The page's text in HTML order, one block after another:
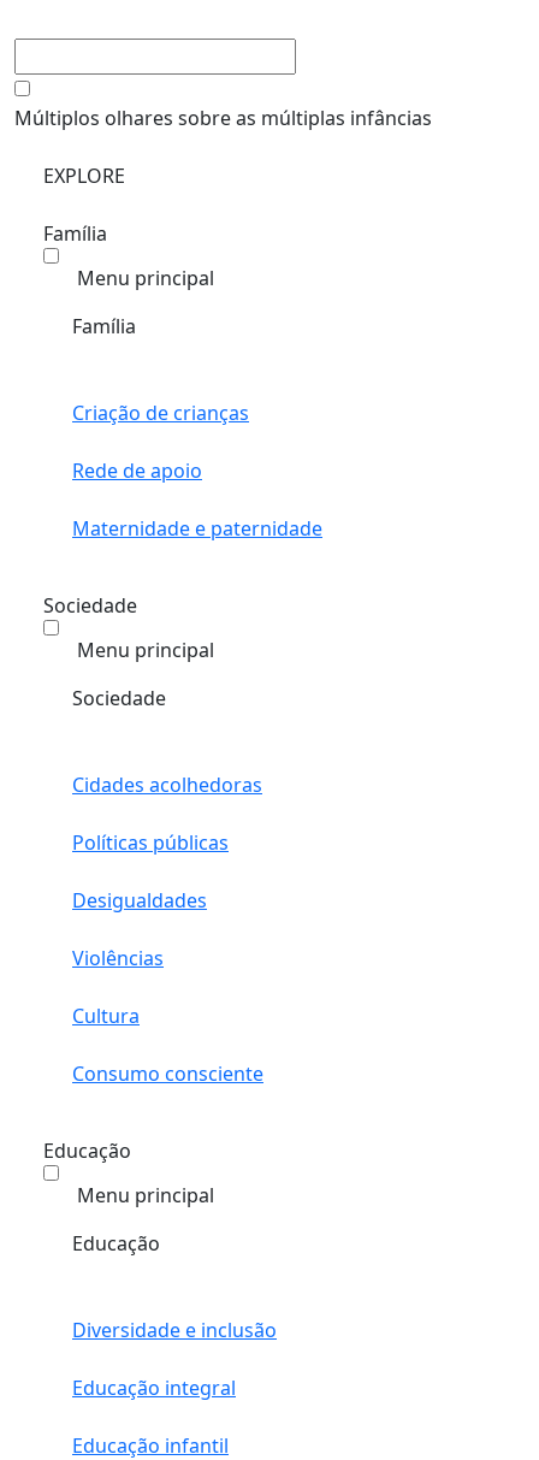
Múltiplos olhares sobre as múltiplas infâncias
EXPLORE
Família
Menu principal
Família
Criação de crianças
Rede de apoio
Maternidade e paternidade
Sociedade
Menu principal
Sociedade
Cidades acolhedoras
Políticas públicas
Desigualdades
Violências
Cultura
Consumo consciente
Educação
Menu principal
Educação
Diversidade e inclusão
Educação integral
Educação infantil